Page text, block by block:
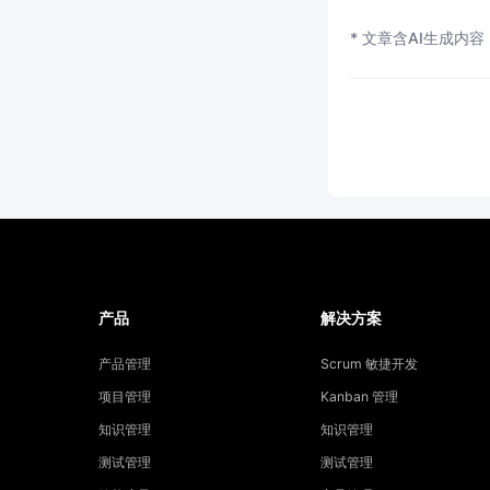
* 文章含AI生成内容
产品
产品管理
项目管理
知识管理
测试管理
解决方案
Scrum 敏捷开发
Kanban 管理
知识管理
测试管理